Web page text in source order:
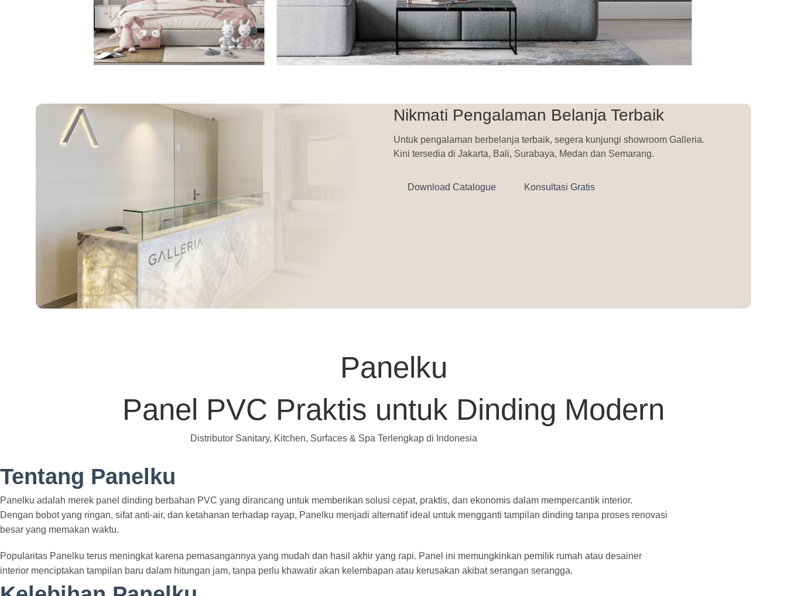
Nikmati Pengalaman Belanja Terbaik
Untuk pengalaman berbelanja terbaik, segera kunjungi showroom Galleria.
Kini tersedia di Jakarta, Bali, Surabaya, Medan dan Semarang.
Download Catalogue Konsultasi Gratis
Panelku
Panel PVC Praktis untuk Dinding Modern
Distributor Sanitary, Kitchen, Surfaces & Spa Terlengkap di Indonesia
Tentang Panelku
Panelku adalah merek panel dinding berbahan PVC yang dirancang untuk memberikan solusi cepat, praktis, dan ekonomis dalam mempercantik interior.
Dengan bobot yang ringan, sifat anti-air, dan ketahanan terhadap rayap, Panelku menjadi alternatif ideal untuk mengganti tampilan dinding tanpa proses renovasi
besar yang memakan waktu.
Popularitas Panelku terus meningkat karena pemasangannya yang mudah dan hasil akhir yang rapi. Panel ini memungkinkan pemilik rumah atau desainer
interior menciptakan tampilan baru dalam hitungan jam, tanpa perlu khawatir akan kelembapan atau kerusakan akibat serangan serangga.